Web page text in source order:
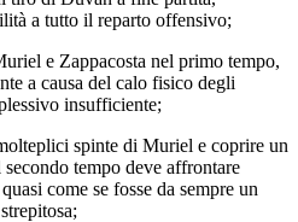
a tutto il reparto offensivo;
e Zappacosta nel primo tempo,
a causa del calo fisico degli
insufficiente;
spinte di Muriel e coprire un
tempo deve affrontare
come se fosse da sempre un